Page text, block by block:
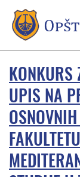
KONKURS
UPIS NA